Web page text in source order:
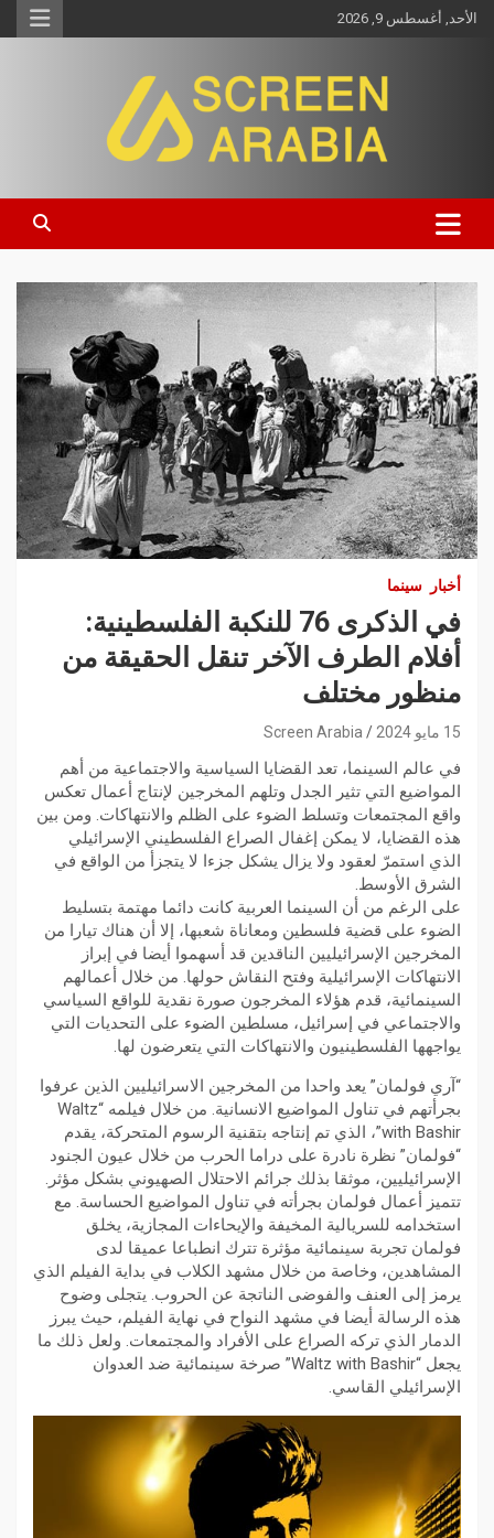
الأحد, أغسطس 9, 2026
Screen Arabia
أخبار سينما
في الذكرى 76 للنكبة الفلسطينية:
أفلام الطرف الآخر تنقل الحقيقة من
منظور مختلف
15 مايو 2024 Screen Arabia
في عالم السينما، تعد القضايا السياسية والاجتماعية من أهم
المواضيع التي تثير الجدل وتلهم المخرجين لإنتاج أعمال تعكس
واقع المجتمعات وتسلط الضوء على الظلم والانتهاكات. ومن بين
هذه القضايا، لا يمكن إغفال الصراع الفلسطيني الإسرائيلي
الذي استمرّ لعقود ولا يزال يشكل جزءا لا يتجزأ من الواقع في
الشرق الأوسط.
على الرغم من أن السينما العربية كانت دائما مهتمة بتسليط
الضوء على قضية فلسطين ومعاناة شعبها، إلا أن هناك تيارا من
المخرجين الإسرائيليين الناقدين قد أسهموا أيضا في إبراز
الانتهاكات الإسرائيلية وفتح النقاش حولها. من خلال أعمالهم
السينمائية، قدم هؤلاء المخرجون صورة نقدية للواقع السياسي
والاجتماعي في إسرائيل، مسلطين الضوء على التحديات التي
يواجهها الفلسطينيون والانتهاكات التي يتعرضون لها.
“آري فولمان” يعد واحدا من المخرجين الاسرائيليين الذين عرفوا
بجرأتهم في تناول المواضيع الانسانية. من خلال فيلمه “Waltz
with Bashir”، الذي تم إنتاجه بتقنية الرسوم المتحركة، يقدم
“فولمان” نظرة نادرة على دراما الحرب من خلال عيون الجنود
الإسرائيليين، موثقا بذلك جرائم الاحتلال الصهيوني بشكل مؤثر.
تتميز أعمال فولمان بجرأته في تناول المواضيع الحساسة. مع
استخدامه للسريالية المخيفة والإيحاءات المجازية، يخلق
فولمان تجربة سينمائية مؤثرة تترك انطباعا عميقا لدى
المشاهدين، وخاصة من خلال مشهد الكلاب في بداية الفيلم الذي
يرمز إلى العنف والفوضى الناتجة عن الحروب. يتجلى وضوح
هذه الرسالة أيضا في مشهد النواح في نهاية الفيلم، حيث يبرز
الدمار الذي تركه الصراع على الأفراد والمجتمعات. ولعل ذلك ما
يجعل “Waltz with Bashir” صرخة سينمائية ضد العدوان
الإسرائيلي القاسي.